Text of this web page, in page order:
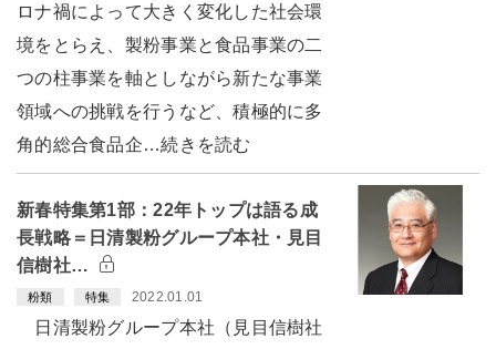
ロナ禍によって大きく変化した社会環
境をとらえ、製粉事業と食品事業の二
つの柱事業を軸としながら新たな事業
領域への挑戦を行うなど、積極的に多
角的総合食品企…続きを読む
新春特集第1部：22年トップは語る成
長戦略＝日清製粉グループ本社・見目
信樹社…
粉類 特集 2022.01.01
日清製粉グループ本社（見目信樹社